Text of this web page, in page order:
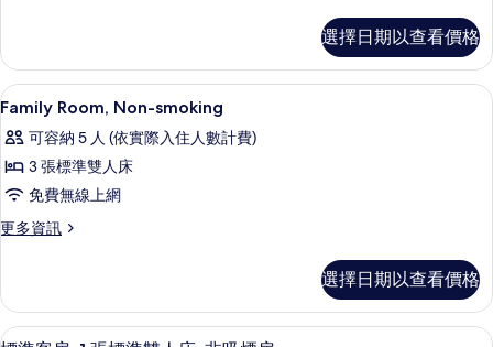
Standard
的
所
有
相
片
Room,
Non-
smoking
Double
Standard
的
情
選擇日期以查看價格
顯
示
Family
Room,
Non-
smoking
有
相
客房內保險箱、書桌、遮光布/窗簾、
8
Family Room, Non-smoking
可容納 5 人 (依實際入住人數計費)
3 張標準雙人床
免費無線上網
更多資訊
更
Non-
smoking
選擇日期以查看價格
顯
標準客房, 1 張標準雙人床, 非吸煙房 |